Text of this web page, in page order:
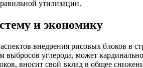
утилизации.
и экономику
внедрения рисовых блоков в
выбросов углерода, может
вносит свой вклад в общее